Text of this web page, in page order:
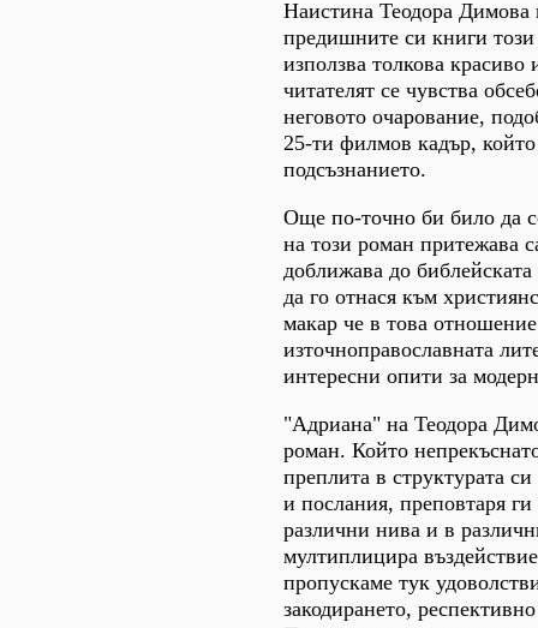
Наистина Теодора Димова
предишните си книги този
използва толкова красиво
читателят се чувства
неговото очарование,
25-ти филмов кадър,
подсъзнанието.
Още по-точно би било да
на този роман притежава
доближава до библейската
да го отнася към
макар че в това
източноправославната
интересни опити за
"Адриана" на Теодора
роман. Който
преплита в структурата
и послания, преповтаря
различни нива и в
мултиплицира
пропускаме тук
закодирането,